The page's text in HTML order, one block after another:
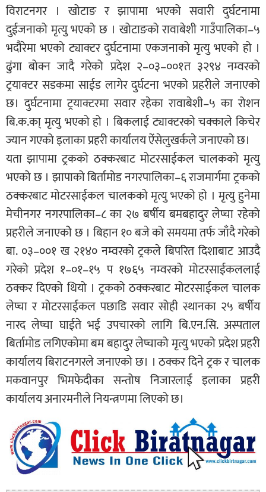
विराटनगर । खोटाङ र झापामा भएको सवारी दुर्घटनामा
दुईजनाको मृत्यु भएको छ । खोटाङको रावाबेशी गाउँपालिका–५
भदौरेमा भएको ट्याक्टर दुर्घटनामा एकजनाको मृत्यु भएको हो ।
ढुंगा बोक्न जादै गरेको प्रदेश २–०३–००१त ३२९४ नम्वरको
ट्रयाक्टर सडकमा साईड लागेर दुर्घटना भएको प्रहरीले जनाएको
छ। दुर्घटनामा ट्रयाक्टरमा सवार रहेका रावाबेशी–५ का रोशन
बि.क.का् मृत्यु भएको हो । बिकलाई ट्याक्टरको चक्काले किचेर
ज्यान गएको इलाका प्रहरी कार्यालय ऐंसेलुखर्कले जनाएको छ।
यता झापामा ट्रकको ठक्करबाट मोटरसाईकल चालकको मृत्यु
भएको छ । झापाको बिर्तामोड नगरपालिका–६ राजमार्गमा ट्रकको
ठक्करबाट मोटरसाईकल चालकको मृत्यु भएको हो । मृत्यु हुनेमा
मेचीनगर नगरपालिका–८ का २७ बर्षीय बमबहादुर लेप्चा रहेको
प्रहरीले जनाएकोे छ । बिहान १० बजे को समयमा तर्फ जाँदै गरेको
बा. ०३–००१ ख २१४० नम्वरको ट्रकले बिपरित दिशाबाट आउदै
गरेको प्रदेश १–०१–१५ प १७६५ नम्वरको मोटरसाईकललाई
ठक्कर दिएको थियो । ट्रकको ठक्करबाट मोटरसाईकल चालक
लेप्चा र मोटरसाईकल पछाडि सवार सोही स्थानका २५ बर्षीय
नारद लेप्चा घाईते भई उपचारको लागि बि.एन.सि. अस्पताल
बिर्तामोड लगिएकोमा बम बहादुर लेप्चाको मृत्यु भएको प्रदेश प्रहरी
कार्यालय बिराटनगरले जनाएको छ। । ठक्कर दिने ट्रक र चालक
मकवानपुर भिमफेदीका सन्तोष निजारलाई इलाका प्रहरी
कार्यालय अनारमनीले नियन्त्रणमा लिएको छ।